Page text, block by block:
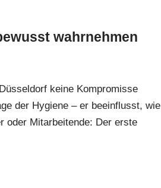
wahrnehmen
keine Kompromisse
der Hygiene – er beeinflusst, wie
oder Mitarbeitende: Der erste